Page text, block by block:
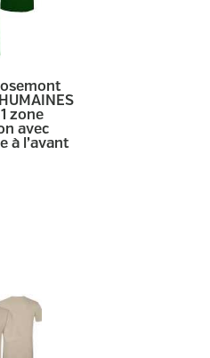
zone
avec
à l’avant